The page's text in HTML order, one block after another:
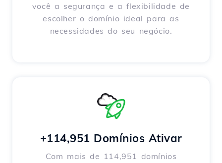
você a segurança e a flexibilidade de
escolher o domínio ideal para as
necessidades do seu negócio.
+114,951 Domínios Ativar
Com mais de 114,951 domínios